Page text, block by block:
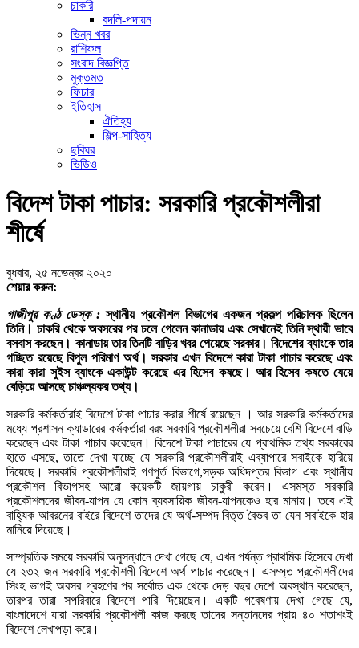
চাকরি
বদলি-পদায়ন
ভিন্ন খবর
রাশিফল
সংবাদ বিজ্ঞপ্তি
মুক্তমত
ফিচার
ইতিহাস
ঐতিহ্য
শিল্প-সাহিত্য
ছবিঘর
ভিডিও
বিদেশ টাকা পাচার: সরকারি প্রকৌশলীরা
শীর্ষে
বুধবার, ২৫ নভেম্বর ২০২০
শেয়ার করুন:
গাজীপুর কণ্ঠ ডেস্ক : স্থানীয় প্রকৌশল বিভাগের একজন প্রকল্প পরিচালক ছিলেন
তিনি। চাকরি থেকে অবসরের পর চলে গেলেন কানাডায় এবং সেখানেই তিনি স্থায়ী ভাবে
বসবাস করছেন। কানাডায় তার তিনটি বাড়ির খবর পেয়েছে সরকার। বিদেশের ব্যাংকে তার
গচ্ছিত রয়েছে বিপুল পরিমাণ অর্থ। সরকার এখন বিদেশে কারা টাকা পাচার করেছে এবং
কারা কারা সুইস ব্যাংকে একাউন্ট করেছে এর হিসেব কষছে। আর হিসেব কষতে যেয়ে
বেড়িয়ে আসছে চাঞ্চল্যকর তথ্য।
সরকারি কর্মকর্তারাই বিদেশে টাকা পাচার করার শীর্ষে রয়েছেন । আর সরকারি কর্মকর্তাদের
মধ্যে প্রশাসন ক্যাডারের কর্মকর্তারা বরং সরকারি প্রকৌশলীরা সবচেয়ে বেশি বিদেশে বাড়ি
করেছেন এবং টাকা পাচার করেছেন। বিদেশে টাকা পাচারের যে প্রাথমিক তথ্য সরকারের
হাতে এসছে, তাতে দেখা যাচ্ছে যে সরকারি প্রকৌশলীরাই এব্যাপারে সবাইকে হারিয়ে
দিয়েছে। সরকারি প্রকৌশলীরাই গণপুর্ত বিভাগে,সড়ক অধিদপ্তর বিভাগ এবং স্থানীয়
প্রকৌশল বিভাগসহ আরো কয়েকটি জায়গায় চাকুরী করেন। এসমস্ত সরকারি
প্রকৌশলদের জীবন-যাপন যে কোন ব্যবসায়িক জীবন-যাপনকেও হার মানায়। তবে এই
বাহ্যিক আবরনের বাইরে বিদেশে তাদের যে অর্থ-সম্পদ বিত্ত বৈভব তা যেন সবাইকে হার
মানিয়ে দিয়েছে।
সাম্প্রতিক সময়ে সরকারি অনুসন্ধানে দেখা গেছে যে, এখন পর্যন্ত প্রাথমিক হিসেবে দেখা
যে ২৩২ জন সরকারি প্রকৌশলী বিদেশে অর্থ পাচার করেছেন। এসম্স্ত প্রকৌশলীদের
সিংহ ভাগই অবসর গ্রহণের পর সর্বোচ্চ এক থেকে দেড় বছর দেশে অবস্থান করেছেন,
তারপর তারা সপরিবারে বিদেশে পারি দিয়েছেন। একটি গবেষণায় দেখা গেছে যে,
বাংলাদেশে যারা সরকারি প্রকৌশলী কাজ করছে তাদের সন্তানদের প্রায় ৪০ শতাশংই
বিদেশে লেখাপড়া করে।